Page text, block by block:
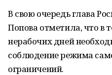
В свою очередь глава
Попова отметила, что в
нерабочих дней
соблюдение режима
ограничений.